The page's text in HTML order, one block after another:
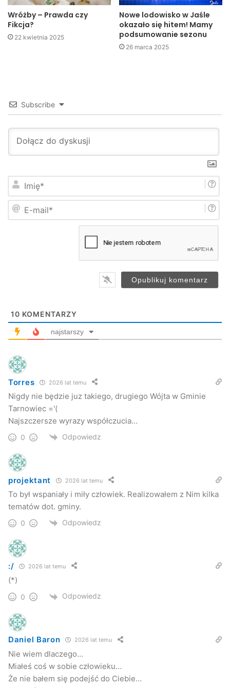
Wróżby – Prawda czy
Fikcja?
22 kwietnia 2025
Nowe lodowisko w Jaśle
okazało się hitem! Mamy
podsumowanie sezonu
26 marca 2025
Subscribe
i
m
10 KOMENTARZY
najstarszy
Torres 2026 lat temu
Nigdy nie będzie juz takiego, drugiego Wójta w Gminie
Tarnowiec ='(
Najszczersze wyrazy współczucia…
0 Odpowiedz
projektant 2026 lat temu
To był wspaniały i miły człowiek. Realizowałem z Nim kilka
tematów dot. gminy.
0 Odpowiedz
:/ 2026 lat temu
(*)
0 Odpowiedz
Daniel Baron 2026 lat temu
Nie wiem dlaczego…
Miałeś coś w sobie człowieku…
Że nie bałem się podejść do Ciebie…